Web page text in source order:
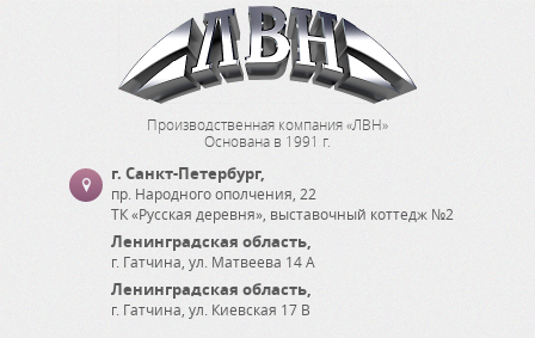
Производственная компания «ЛВН»
Основана в 1991 г.
г. Санкт-Петербург,
пр. Народного ополчения, 22
ТК «Русская деревня», выставочный коттедж №2
Ленинградская область,
г. Гатчина ул. Матвеева 14 А
Ленинградская область,
г. Гатчина ул. Киевская 17 В